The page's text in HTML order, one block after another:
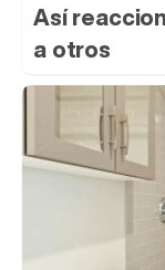
Así
a otros